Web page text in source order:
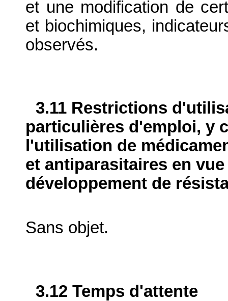
et une modification de
et biochimiques,
observés.
3.11 Restrictions
particulières d'emploi, y
l'utilisation de
et antiparasitaires en
développement de
Sans objet.
3.12 Temps d'attente